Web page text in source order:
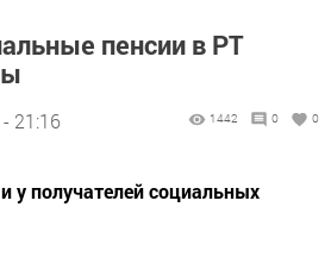
пенсии в РТ
21:16 1442 0 0
у получателей социальных